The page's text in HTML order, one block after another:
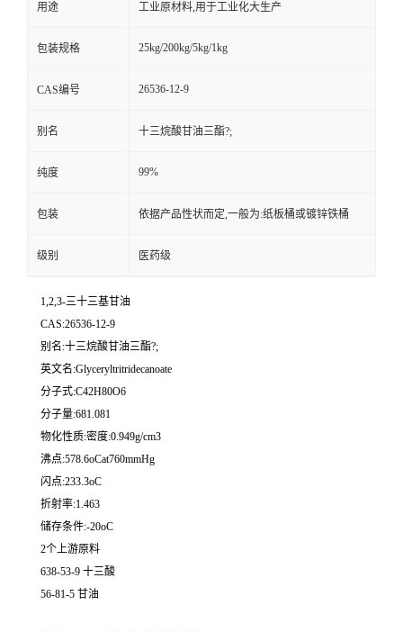
用途 工业原材料,用于工业化大生产
包装规格 25kg/200kg/5kg/1kg
CAS编号 26536-12-9
别名 十三烷酸甘油三酯?;
纯度 99%
包装 依据产品性状而定,一般为:纸板桶或镀锌铁桶
级别 医药级
1,2,3-三十三基甘油
CAS:26536-12-9
别名:十三烷酸甘油三酯?;
英文名:Glyceryltritridecanoate
分子式:C42H80O6
分子量:681.081
物化性质:密度:0.949g/cm3
沸点:578.6oCat760mmHg
闪点:233.3oC
折射率:1.463
储存条件:-20oC
2个上游原料
638-53-9 十三酸
56-81-5 甘油